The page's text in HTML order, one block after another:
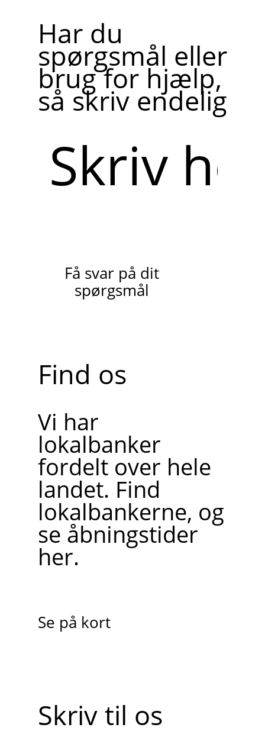
Har du
spørgsmål eller
brug for hjælp,
så skriv endelig
her
Få svar på dit
spørgsmål
Find os
Vi har
lokalbanker
fordelt over hele
landet. Find
lokalbankerne, og
se åbningstider
her.
Se på kort
Skriv til os